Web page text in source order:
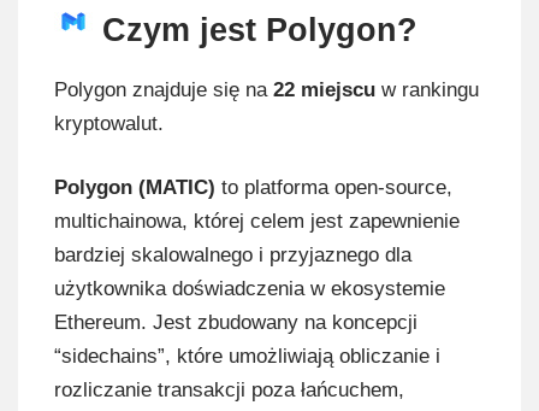
Czym jest Polygon?
Polygon znajduje się na 22 miejscu w rankingu
kryptowalut.
Polygon (MATIC) to platforma open-source,
multichainowa, której celem jest zapewnienie
bardziej skalowalnego i przyjaznego dla
użytkownika doświadczenia w ekosystemie
Ethereum. Jest zbudowany na koncepcji
“sidechains”, które umożliwiają obliczanie i
rozliczanie transakcji poza łańcuchem,